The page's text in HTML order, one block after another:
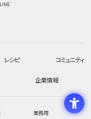
LINE
レシピ コミュニティ
企業情報
業務用